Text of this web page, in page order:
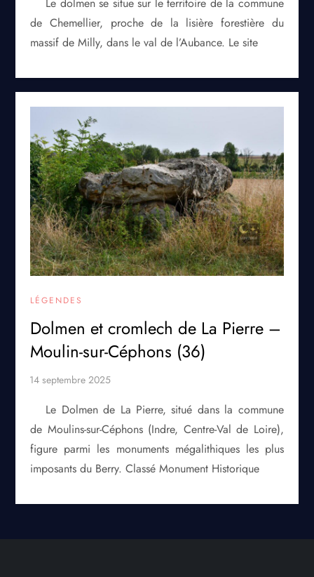
de Chemellier, proche de la lisière forestière du
massif de Milly, dans le val de l’Aubance. Le site
LÉGENDES
Dolmen et cromlech de La Pierre –
Moulin-sur-Céphons (36)
Le Dolmen de La Pierre, situé dans la commune
de Moulins-sur-Céphons (Indre, Centre-Val de Loire),
figure parmi les monuments mégalithiques les plus
imposants du Berry. Classé Monument Historique